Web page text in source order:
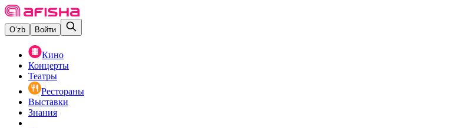
O‘zb Войти
Кино
Концерты
Театры
Рестораны
Выставки
Знания